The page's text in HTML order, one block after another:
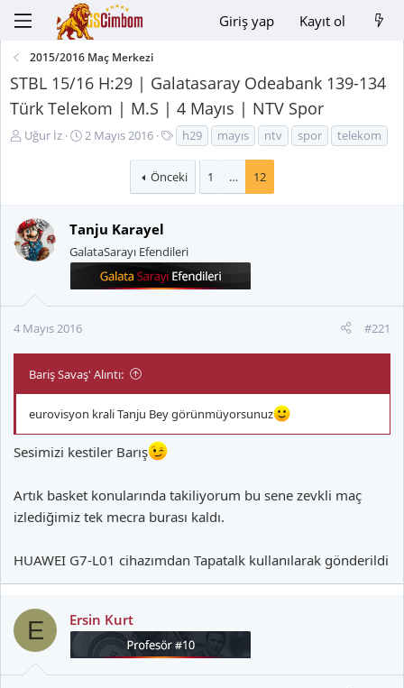
Giriş yap Kayıt ol
2015/2016 Maç Merkezi
STBL 15/16 H:29 | Galatasaray Odeabank 139-134
Türk Telekom | M.S | 4 Mayıs | NTV Spor
K
u
B
a
t
a
n
Uğur İz
B
n
ı
i
h
i
2 Mayıs 2016
t
e
r
h29 mayıs ntv spor telekom
Önceki 1 … 12
Tanju Karayel
GalataSarayı Efendileri
4 Mayıs 2016 #221
Bariş Savaş' Alıntı:
eurovisyon krali Tanju Bey görünmüyorsunuz
Sesimizi kestiler Barış
Artık basket konularında takiliyorum bu sene zevkli maç
izlediğimiz tek mecra burası kaldı.
HUAWEI G7-L01 cihazımdan Tapatalk kullanılarak gönderildi
E Ersin Kurt